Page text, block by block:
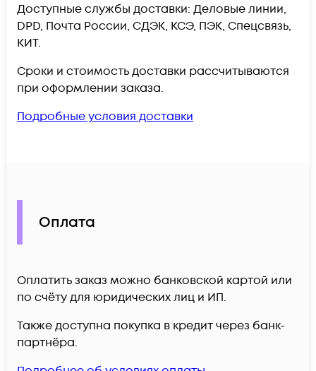
Доступные службы доставки: Деловые линии,
DPD, Почта России, СДЭК, КСЭ, ПЭК, Спецсвязь,
КИТ.
Сроки и стоимость доставки рассчитываются
при оформлении заказа.
Подробные условия доставки
Оплата
Оплатить заказ можно банковской картой или
по счёту для юридических лиц и ИП.
Также доступна покупка в кредит через банк-
партнёра.